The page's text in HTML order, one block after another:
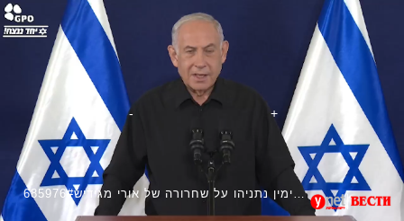
685976#ראש הממשלה בנימין נתניהו על שחרורה של אורי מגידיש